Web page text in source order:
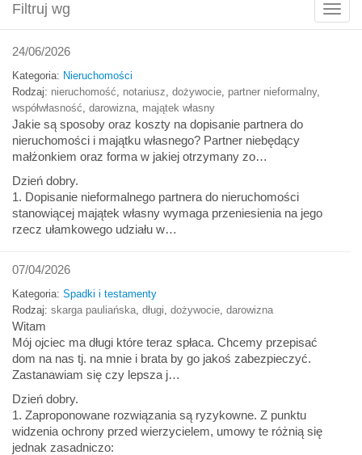
Pokaż
filtry
Filtruj wg
24/06/2026
Kategoria: Nieruchomości
Rodzaj: nieruchomość notariusz dożywocie partner nieformalny,
współwłasność darowizna majątek własny
Jakie są sposoby oraz koszty na dopisanie partnera do
nieruchomości i majątku własnego? Partner niebędący
małżonkiem oraz forma w jakiej otrzymany zo…
Dzień dobry.
1. Dopisanie nieformalnego partnera do nieruchomości
stanowiącej majątek własny wymaga przeniesienia na jego
rzecz ułamkowego udziału w…
07/04/2026
Kategoria: Spadki i testamenty
Rodzaj: skarga pauliańska długi dożywocie darowizna
Witam
Mój ojciec ma długi które teraz spłaca. Chcemy przepisać
dom na nas tj. na mnie i brata by go jakoś zabezpieczyć.
Zastanawiam się czy lepsza j…
Dzień dobry.
1. Zaproponowane rozwiązania są ryzykowne. Z punktu
widzenia ochrony przed wierzycielem, umowy te różnią się
jednak zasadniczo: